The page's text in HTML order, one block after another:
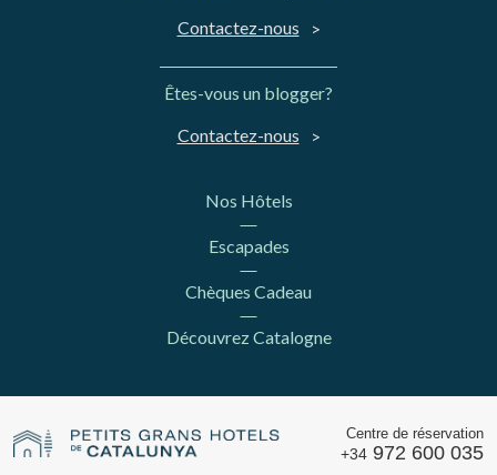
Contactez-nous
Êtes-vous un blogger?
Contactez-nous
Nos Hôtels
Escapades
Chèques Cadeau
Découvrez Catalogne
Centre de réservation
+34 972 600 035